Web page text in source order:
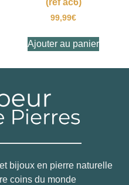
99,99€
Ajouter au panier
bijoux en pierre naturelle
coins du monde